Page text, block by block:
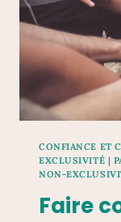
CONFIANCE ET
EXCLUSIVITÉ |
NON-
Faire